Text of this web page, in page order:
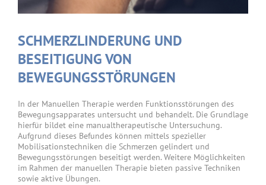
SCHMERZLINDERUNG UND
BESEITIGUNG VON
BEWEGUNGSSTÖRUNGEN
In der Manuellen Therapie werden Funktionsstörungen des
Bewegungsapparates untersucht und behandelt. Die Grundlage
hierfür bildet eine manualtherapeutische Untersuchung.
Aufgrund dieses Befundes können mittels spezieller
Mobilisationstechniken die Schmerzen gelindert und
Bewegungsstörungen beseitigt werden. Weitere Möglichkeiten
im Rahmen der manuellen Therapie bieten passive Techniken
sowie aktive Übungen.